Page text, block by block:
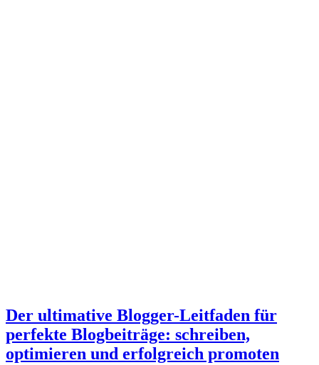
Der ultimative Blogger-Leitfaden für
perfekte Blogbeiträge: schreiben,
optimieren und erfolgreich promoten